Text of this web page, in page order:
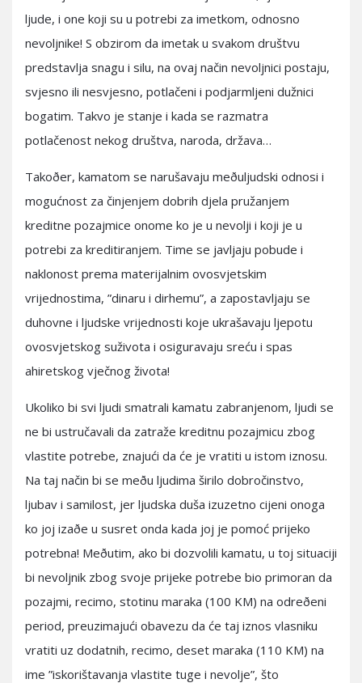
ljude, i one koji su u potrebi za imetkom, odnosno
nevoljnike! S obzirom da imetak u svakom društvu
predstavlja snagu i silu, na ovaj način nevoljnici postaju,
svjesno ili nesvjesno, potlačeni i podjarmljeni dužnici
bogatim. Takvo je stanje i kada se razmatra
potlačenost nekog društva, naroda, država…
Takoðer, kamatom se narušavaju meðuljudski odnosi i
mogućnost za činjenjem dobrih djela pružanjem
kreditne pozajmice onome ko je u nevolji i koji je u
potrebi za kreditiranjem. Time se javljaju pobude i
naklonost prema materijalnim ovosvjetskim
vrijednostima, ”dinaru i dirhemu”, a zapostavljaju se
duhovne i ljudske vrijednosti koje ukrašavaju ljepotu
ovosvjetskog suživota i osiguravaju sreću i spas
ahiretskog vječnog života!
Ukoliko bi svi ljudi smatrali kamatu zabranjenom, ljudi se
ne bi ustručavali da zatraže kreditnu pozajmicu zbog
vlastite potrebe, znajući da će je vratiti u istom iznosu.
Na taj način bi se meðu ljudima širilo dobročinstvo,
ljubav i samilost, jer ljudska duša izuzetno cijeni onoga
ko joj izaðe u susret onda kada joj je pomoć prijeko
potrebna! Meðutim, ako bi dozvolili kamatu, u toj situaciji
bi nevoljnik zbog svoje prijeke potrebe bio primoran da
pozajmi, recimo, stotinu maraka (100 KM) na odreðeni
period, preuzimajući obavezu da će taj iznos vlasniku
vratiti uz dodatnih, recimo, deset maraka (110 KM) na
ime ”iskorištavanja vlastite tuge i nevolje”, što